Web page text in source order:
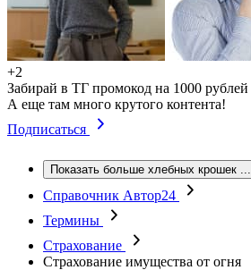
+2
Забирай в ТГ промокод на 1000 рублей
А еще там много крутого контента!
Подписаться
Показать больше хлебных крошек ...
Справочник Автор24
Термины
Страхование
Страхование имущества от огня